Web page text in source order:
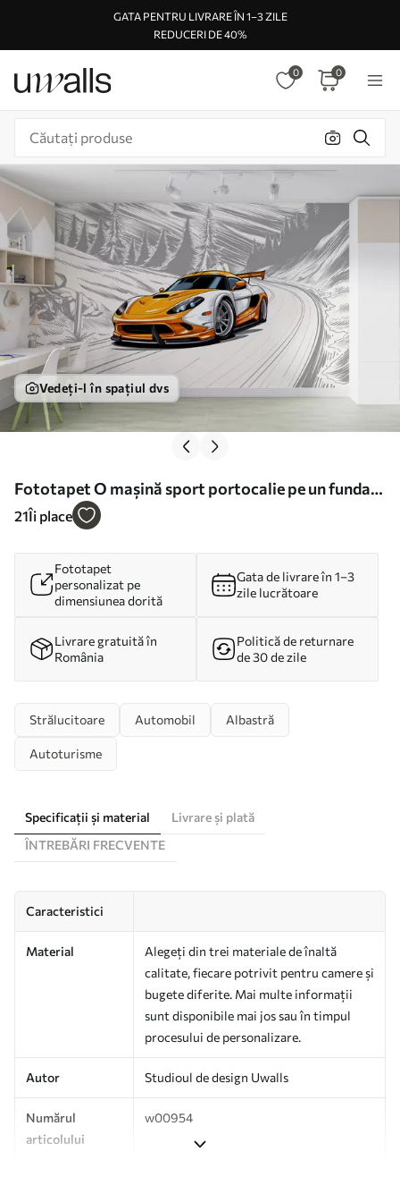
GATA PENTRU LIVRARE ÎN 1–3 ZILE
REDUCERI DE 40%
0 0
Vedeți-l în spațiul dvs
Fototapet O mașină sport portocalie pe un fundal
gri de drum schițat printre munți și brazi. Pentru a
21Îi place
Fototapet
personalizat pe
dimensiunea dorită
Gata de livrare în 1–3
zile lucrătoare
Livrare gratuită în
România
Politică de returnare
de 30 de zile
Strălucitoare Automobil Albastră
Autoturisme
Specificații și material
Livrare și plată
ÎNTREBĂRI FRECVENTE
Caracteristici
Material
Alegeți din trei materiale de înaltă
calitate, fiecare potrivit pentru camere și
bugete diferite. Mai multe informații
sunt disponibile mai jos sau în timpul
procesului de personalizare.
Autor Studioul de design Uwalls
Numărul
articolului
w00954